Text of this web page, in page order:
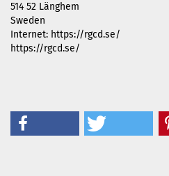
514 52 Länghem
Sweden
Internet: https://rgcd.se/
https://rgcd.se/